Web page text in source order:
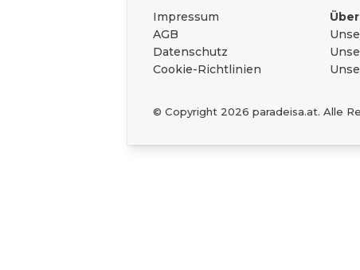
Rechtliches
Impressum
AGB
Datenschutz
Cookie-Richtlinien
© Copyright 2026 paradeisa.at. Alle